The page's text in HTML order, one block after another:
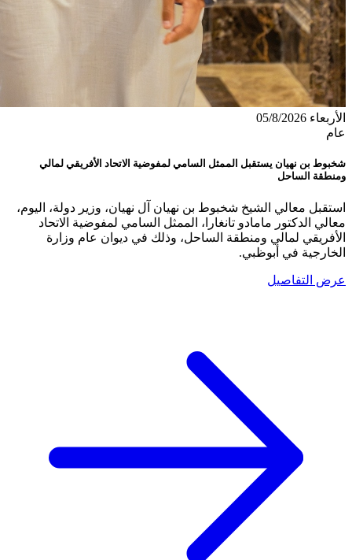
الأربعاء 05/8/2026
عام
شخبوط بن نهيان يستقبل الممثل السامي لمفوضية الاتحاد الأفريقي لمالي
ومنطقة الساحل
استقبل معالي الشيخ شخبوط بن نهيان آل نهيان، وزير دولة، اليوم،
معالي الدكتور مامادو تانغارا، الممثل السامي لمفوضية الاتحاد
الأفريقي لمالي ومنطقة الساحل، وذلك في ديوان عام وزارة
الخارجية في أبوظبي.
عرض التفاصيل